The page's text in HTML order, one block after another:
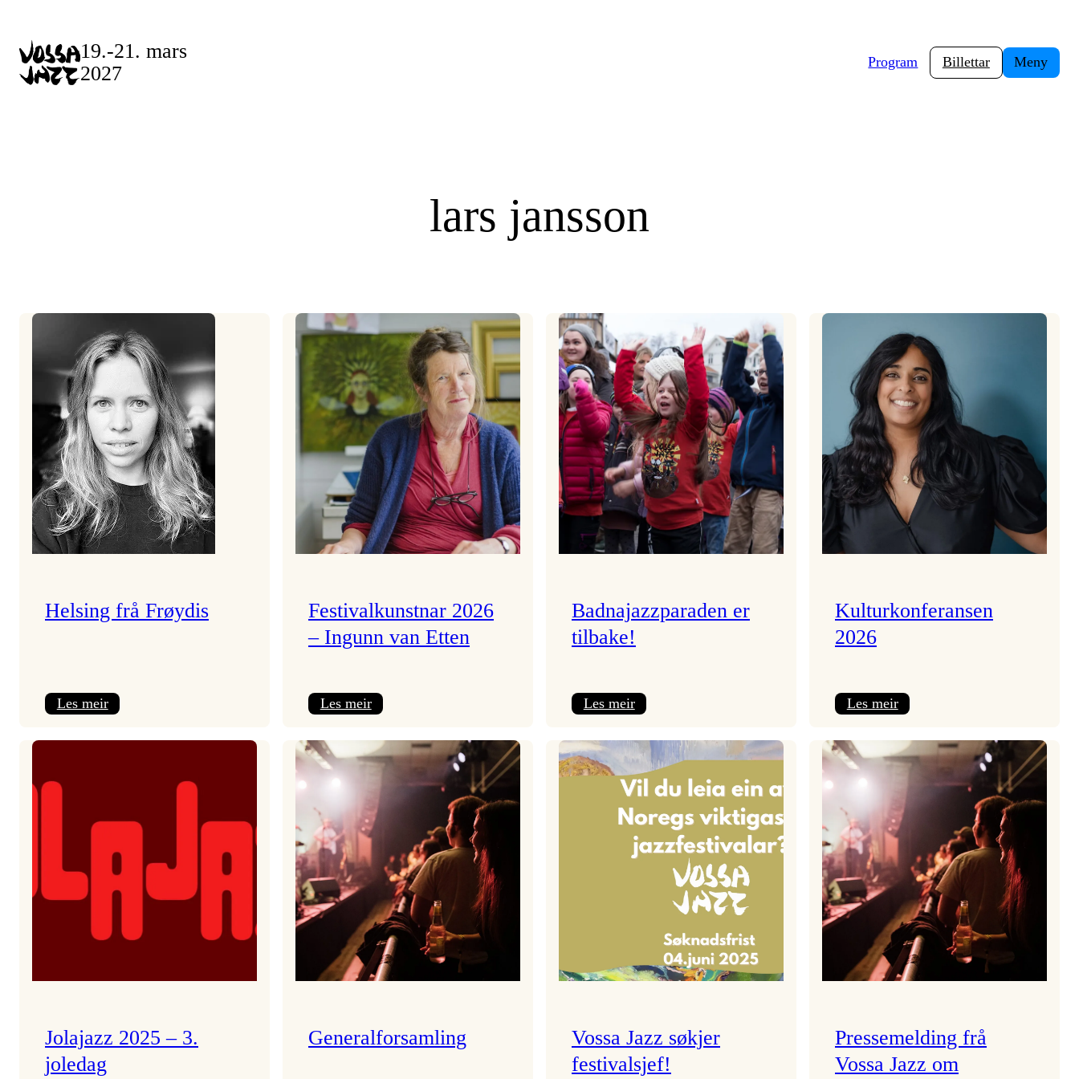
content
19.-21. mars
2027
Program Billettar Meny
lars jansson
Helsing frå Frøydis
Les meir:
Festivalkunstnar 2026
– Ingunn van Etten
Les meir:
2026
–
Ingunn van Etten
Badnajazzparaden er
tilbake!
Les meir:
er
tilbake!
Kulturkonferansen
2026
Les meir:
2026
Jolajazz 2025 – 3.
joledag
Generalforsamling
Vossa Jazz søkjer
festivalsjef!
Pressemelding frå
Vossa Jazz om